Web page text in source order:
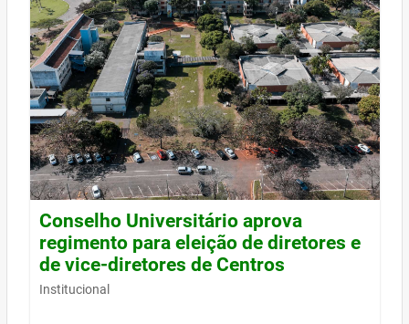
Conselho Universitário aprova
regimento para eleição de diretores e
de vice-diretores de Centros
Institucional